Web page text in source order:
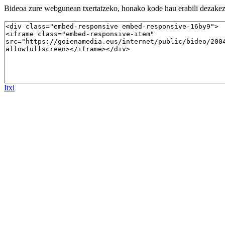
Bideoa zure webgunean txertatzeko, honako kode hau erabili
Itxi